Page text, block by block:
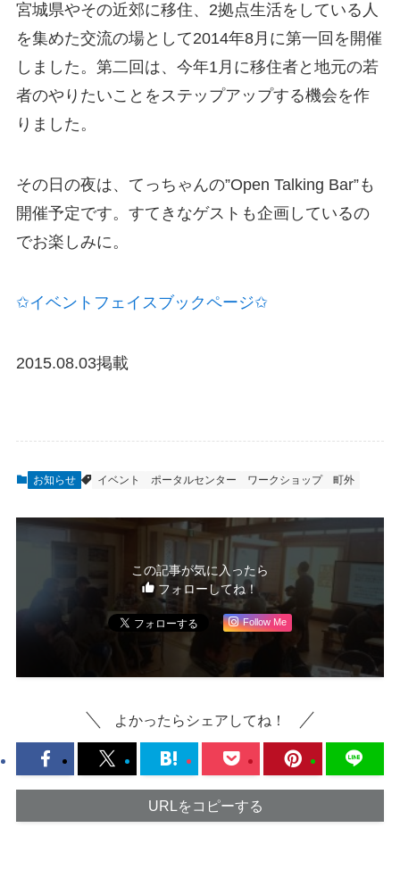
宮城県やその近郊に移住、2拠点生活をしている人
を集めた交流の場として2014年8月に第一回を開催
しました。第二回は、今年1月に移住者と地元の若
者のやりたいこ とをステップアップする機会を作
りました。
その日の夜は、てっちゃんの”Open Talking Bar”も
開催予定です。すてきなゲストも企画しているの
でお楽しみに。
✩イベントフェイスブックページ✩
2015.08.03掲載
お知らせ イベント ポータルセンター ワークショップ 町外
この記事が気に入ったら
フォローしてね！
Follow Me
よかったらシェアしてね！
URLをコピーする